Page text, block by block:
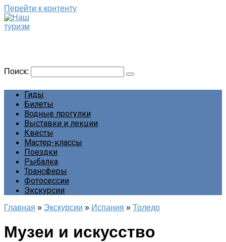
Перейти к контенту
Поиск:
Гиды
Билеты
Водные прогулки
Выставки и лекции
Квесты
Мастер-классы
Поездки
Рыбалка
Трансферы
Фотосессии
Экскурсии
Главная » Экскурсии » Испания » Толедо
Музеи и искусство